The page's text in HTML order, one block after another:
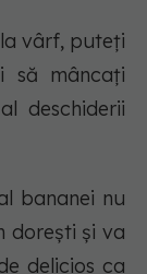
vârf, puteți
să mâncați
deschiderii
bananei nu
dorești și va
delicios ca